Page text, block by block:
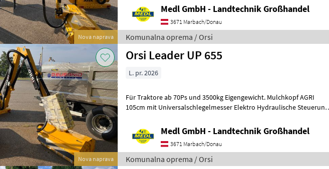
Nova naprava
Medl GmbH - Landtechnik Großhandel
3671 Marbach/Donau
Komunalna oprema / Orsi
Nova naprava
Orsi Leader UP 655
L. pr. 2026
Für Traktore ab 70Ps und 3500kg Eigengewicht. Mulchkopf AGRI
105cm mit Universalschlegelmesser Elektro Hydraulische Steuerung
Medl GmbH - Landtechnik Großhandel
3671 Marbach/Donau
Komunalna oprema / Orsi